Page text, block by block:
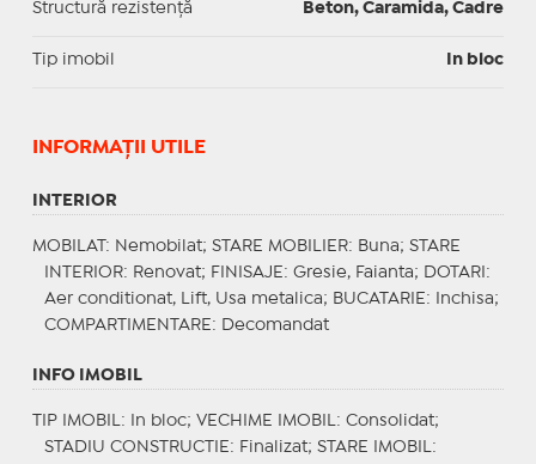
Structură rezistență Beton, Caramida, Cadre
Tip imobil In bloc
INFORMAŢII UTILE
INTERIOR
MOBILAT : Nemobilat; STARE MOBILIER: Buna; STARE
INTERIOR: Renovat; FINISAJE : Gresie, Faianta; DOTARI :
Aer conditionat, Lift, Usa metalica; BUCATARIE : Inchisa;
COMPARTIMENTARE : Decomandat
INFO IMOBIL
TIP IMOBIL : In bloc; VECHIME IMOBIL : Consolidat;
STADIU CONSTRUCTIE : Finalizat; STARE IMOBIL :